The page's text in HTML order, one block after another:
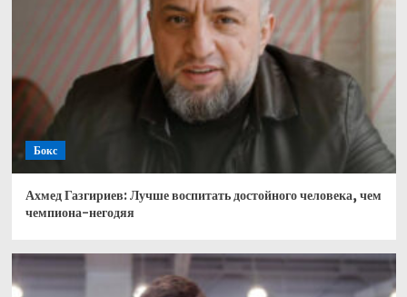
Бокс
Ахмед Газгириев: Лучше воспитать достойного человека, чем
чемпиона-негодяя